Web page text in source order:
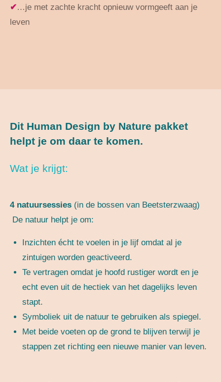
✔…je met zachte kracht opnieuw vormgeeft aan je
leven
Dit Human Design by Nature pakket
helpt je om daar te komen.
Wat je krijgt:
4 natuursessies (in de bossen van Beetsterzwaag)
De natuur helpt je om:
Inzichten écht te voelen in je lijf omdat al je
zintuigen worden geactiveerd.
Te vertragen omdat je hoofd rustiger wordt en je
echt even uit de hectiek van het dagelijks leven
stapt.
Symboliek uit de natuur te gebruiken als spiegel.
Met beide voeten op de grond te blijven terwijl je
stappen zet richting een nieuwe manier van leven.